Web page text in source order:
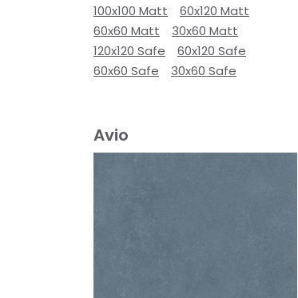
100x100 Matt
60x120 Matt
60x60 Matt
30x60 Matt
120x120 Safe
60x120 Safe
60x60 Safe
30x60 Safe
Avio